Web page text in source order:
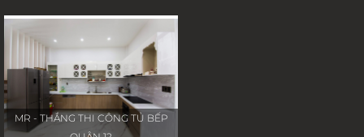
MR - THẮNG THI CÔNG TỦ BẾP